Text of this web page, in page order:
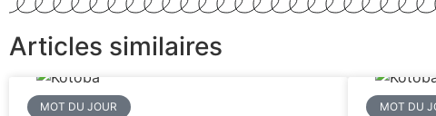
Articles similaires
MOT DU JOUR MOT DU